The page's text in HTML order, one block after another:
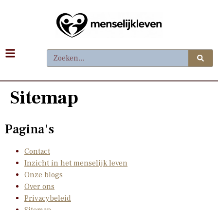
Sitemap
Pagina's
Contact
Inzicht in het menselijk leven
Onze blogs
Over ons
Privacybeleid